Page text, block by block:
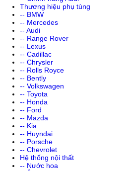
Thương hiệu phụ tùng
-- BMW
-- Mercedes
-- Audi
-- Range Rover
-- Lexus
-- Cadillac
-- Chrysler
-- Rolls Royce
-- Bently
-- Volkswagen
-- Toyota
-- Honda
-- Ford
-- Mazda
-- Kia
-- Huyndai
-- Porsche
-- Chevrolet
Hệ thống nội thất
-- Nước hoa